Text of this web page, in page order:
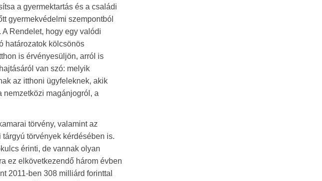
a gyermektartás és a családi
gyermekvédelmi szempontból
Rendelet, hogy egy valódi
határozatok kölcsönös
is érvényesüljön, arról is
van szó: melyik
az itthoni ügyfeleknek, akik
nemzetközi magánjogról, a
törvény, valamint az
törvények kérdésében is.
érinti, de vannak olyan
ez elkövetkezendő három évben
2011-ben 308 milliárd forinttal